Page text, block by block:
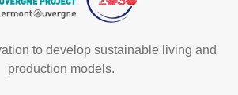
to develop sustainable living and
production models.